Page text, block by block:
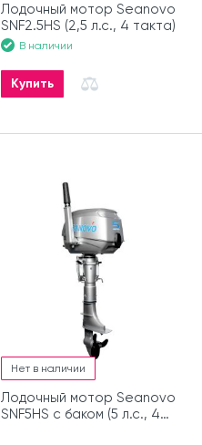
Лодочный мотор Seanovo
SNF2.5HS (2,5 л.с., 4 такта)
В наличии
Купить
Нет в наличии
Лодочный мотор Seanovo
SNF5HS с баком (5 л.с., 4